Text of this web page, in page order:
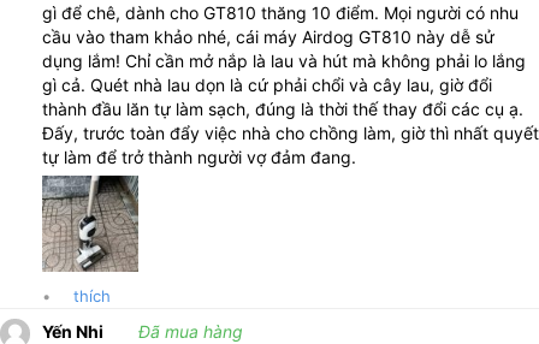
Đây thực sự là một chiếc máy hút bụi cầm tay đa năng sở hữu
Được xếp
hạng5 5
sao
gì để chê, dành cho GT810 thăng 10 điểm. Mọi người có nhu
cầu vào tham khảo nhé, cái máy Airdog GT810 này dễ sử
dụng lắm! Chỉ cần mở nắp là lau và hút mà không phải lo lắng
gì cả. Quét nhà lau dọn là cứ phải chổi và cây lau, giờ đổi
thành đầu lăn tự làm sạch, đúng là thời thế thay đổi các cụ ạ.
Đấy, trước toàn đẩy việc nhà cho chồng làm, giờ thì nhất quyết
tự làm để trở thành người vợ đảm đang.
• thích
Yến Nhi Đã mua hàng